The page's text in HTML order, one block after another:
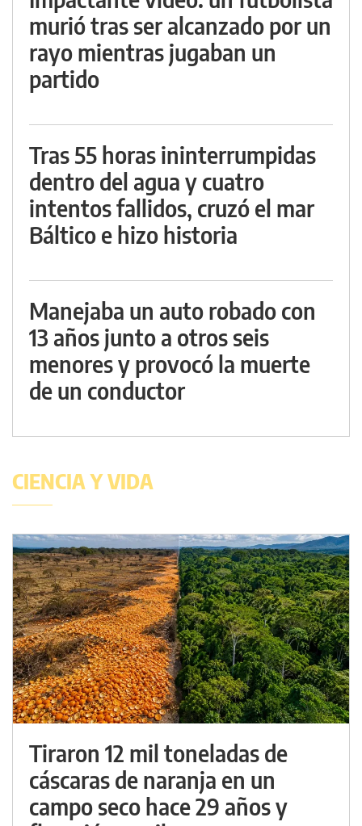
murió tras ser alcanzado por un
rayo mientras jugaban un
partido
Tras 55 horas ininterrumpidas
dentro del agua y cuatro
intentos fallidos, cruzó el mar
Báltico e hizo historia
Manejaba un auto robado con
13 años junto a otros seis
menores y provocó la muerte
de un conductor
CIENCIA Y VIDA
Tiraron 12 mil toneladas de
cáscaras de naranja en un
campo seco hace 29 años y